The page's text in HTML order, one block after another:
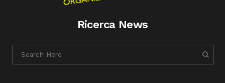
Ricerca News